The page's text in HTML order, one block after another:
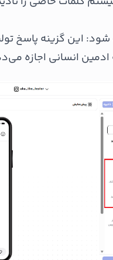
این گزینه پاسخ
انسانی اجازه